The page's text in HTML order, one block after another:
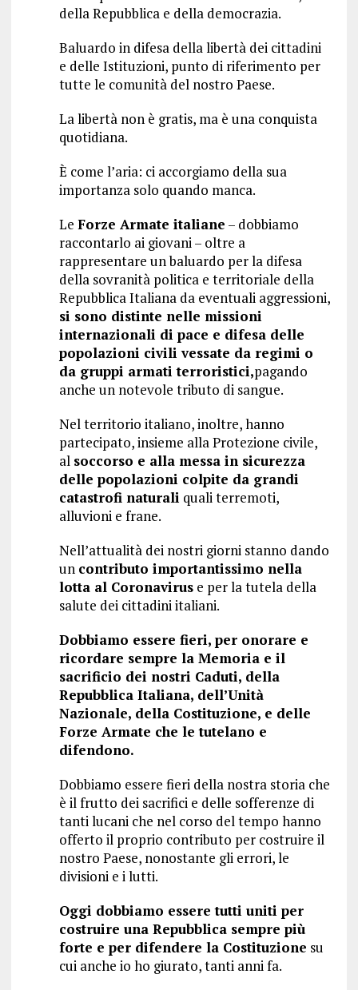
della Repubblica e della democrazia.
Baluardo in difesa della libertà dei cittadini
e delle Istituzioni, punto di riferimento per
tutte le comunità del nostro Paese.
La libertà non è gratis, ma è una conquista
quotidiana.
È come l’aria: ci accorgiamo della sua
importanza solo quando manca.
Le Forze Armate italiane – dobbiamo
raccontarlo ai giovani – oltre a
rappresentare un baluardo per la difesa
della sovranità politica e territoriale della
Repubblica Italiana da eventuali aggressioni,
si sono distinte nelle missioni
internazionali di pace e difesa delle
popolazioni civili vessate da regimi o
da gruppi armati terroristici,pagando
anche un notevole tributo di sangue.
Nel territorio italiano, inoltre, hanno
partecipato, insieme alla Protezione civile,
al soccorso e alla messa in sicurezza
delle popolazioni colpite da grandi
catastrofi naturali quali terremoti,
alluvioni e frane.
Nell’attualità dei nostri giorni stanno dando
un contributo importantissimo nella
lotta al Coronaviruse per la tutela della
salute dei cittadini italiani.
Dobbiamo essere fieri, per onorare e
ricordare sempre la Memoria e il
sacrificio dei nostri Caduti, della
Repubblica Italiana, dell’Unità
Nazionale, della Costituzione, e delle
Forze Armate che le tutelano e
difendono.
Dobbiamo essere fieri della nostra storia che
è il frutto dei sacrifici e delle sofferenze di
tanti lucani che nel corso del tempo hanno
offerto il proprio contributo per costruire il
nostro Paese, nonostante gli errori, le
divisioni e i lutti.
Oggi dobbiamo essere tutti uniti per
costruire una Repubblica sempre più
forte e per difendere la Costituzione su
cui anche io ho giurato, tanti anni fa.